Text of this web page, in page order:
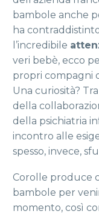
bambole anche
ha
l’incredibile
veri bebè, ecco
propri compagni
Una curiosità?
della
della psichiatria
incontro alle
spesso, invece,
Corolle produce
bambole per
momento, così